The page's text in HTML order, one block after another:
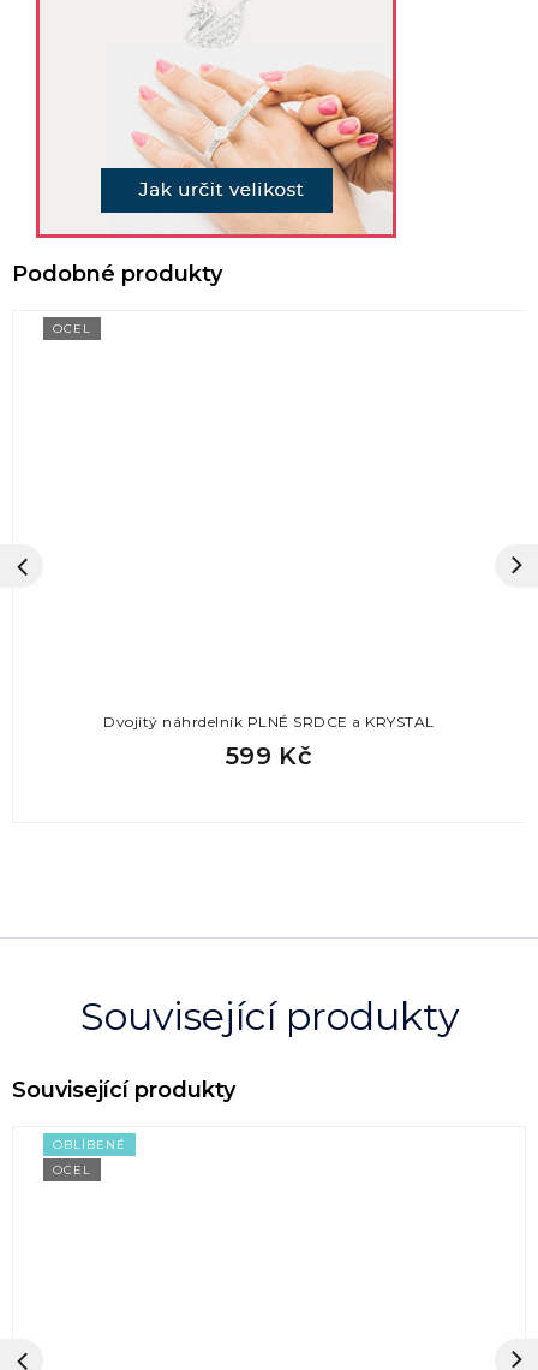
Související produkty
OBLÍBENÉ
OCEL
OCEL
Dvojitý náhrdelník PLNÉ SRDCE a KRYSTAL
599 Kč